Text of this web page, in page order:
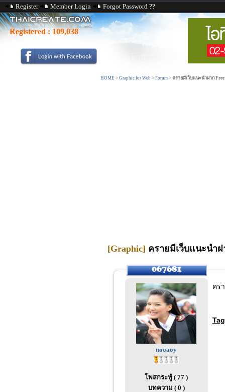
Register Member Login Forgot Password ??
Registered : 109,038
HOME > Graphic for Web > Forum > ครายมีเว็บแนะนำฝาก
[Graphic] ครายมีเว็บแนะนำ
nooaoy
โพสกระทู้ ( 77 )
บทความ ( 0 )
คร
Tag